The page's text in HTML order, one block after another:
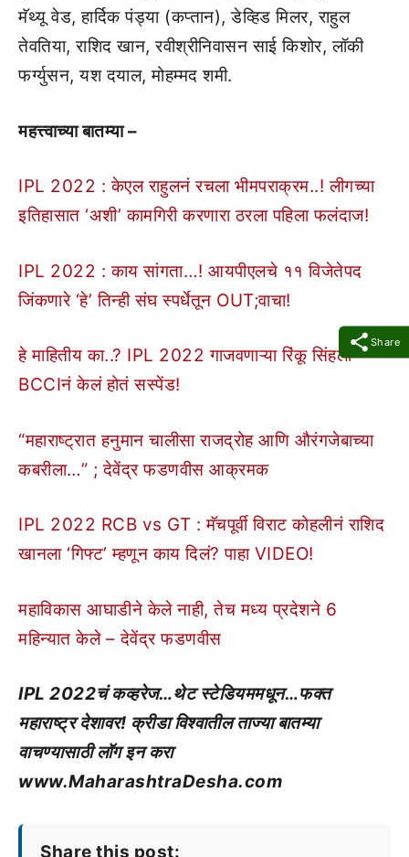
Share
मॅथ्यू वेड, हार्दिक पंड्या (कप्तान), डेव्हिड मिलर, राहुल
तेवतिया, राशिद खान, रवीश्रीनिवासन साई किशोर, लॉकी
फर्ग्युसन, यश दयाल, मोहम्मद शमी.
महत्त्वाच्या बातम्या –
IPL 2022 : केएल राहुलनं रचला भीमपराक्रम..! लीगच्या
इतिहासात ‘अशी’ कामगिरी करणारा ठरला पहिला फलंदाज!
IPL 2022 : काय सांगता…! आयपीएलचे ११ विजेतेपद
जिंकणारे ‘हे’ तिन्ही संघ स्पर्धेतून OUT;वाचा!
हे माहितीय का..? IPL 2022 गाजवणाऱ्या रिंकू सिंहला
BCCIनं केलं होतं सस्पेंड!
“महाराष्ट्रात हनुमान चालीसा राजद्रोह आणि औरंगजेबाच्या
कबरीला…” ; देवेंद्र फडणवीस आक्रमक
IPL 2022 RCB vs GT : मॅचपूर्वी विराट कोहलीनं राशिद
खानला ‘गिफ्ट’ म्हणून काय दिलं? पाहा VIDEO!
महाविकास आघाडीने केले नाही, तेच मध्य प्रदेशने 6
महिन्यात केले – देवेंद्र फडणवीस
IPL 2022चं कव्हरेज…थेट स्टेडियममधून…फक्त
महाराष्ट्र देशावर! क्रीडा विश्वातील ताज्या बातम्या
वाचण्यासाठी लॉग इन करा
www.MaharashtraDesha.com
Share this post: